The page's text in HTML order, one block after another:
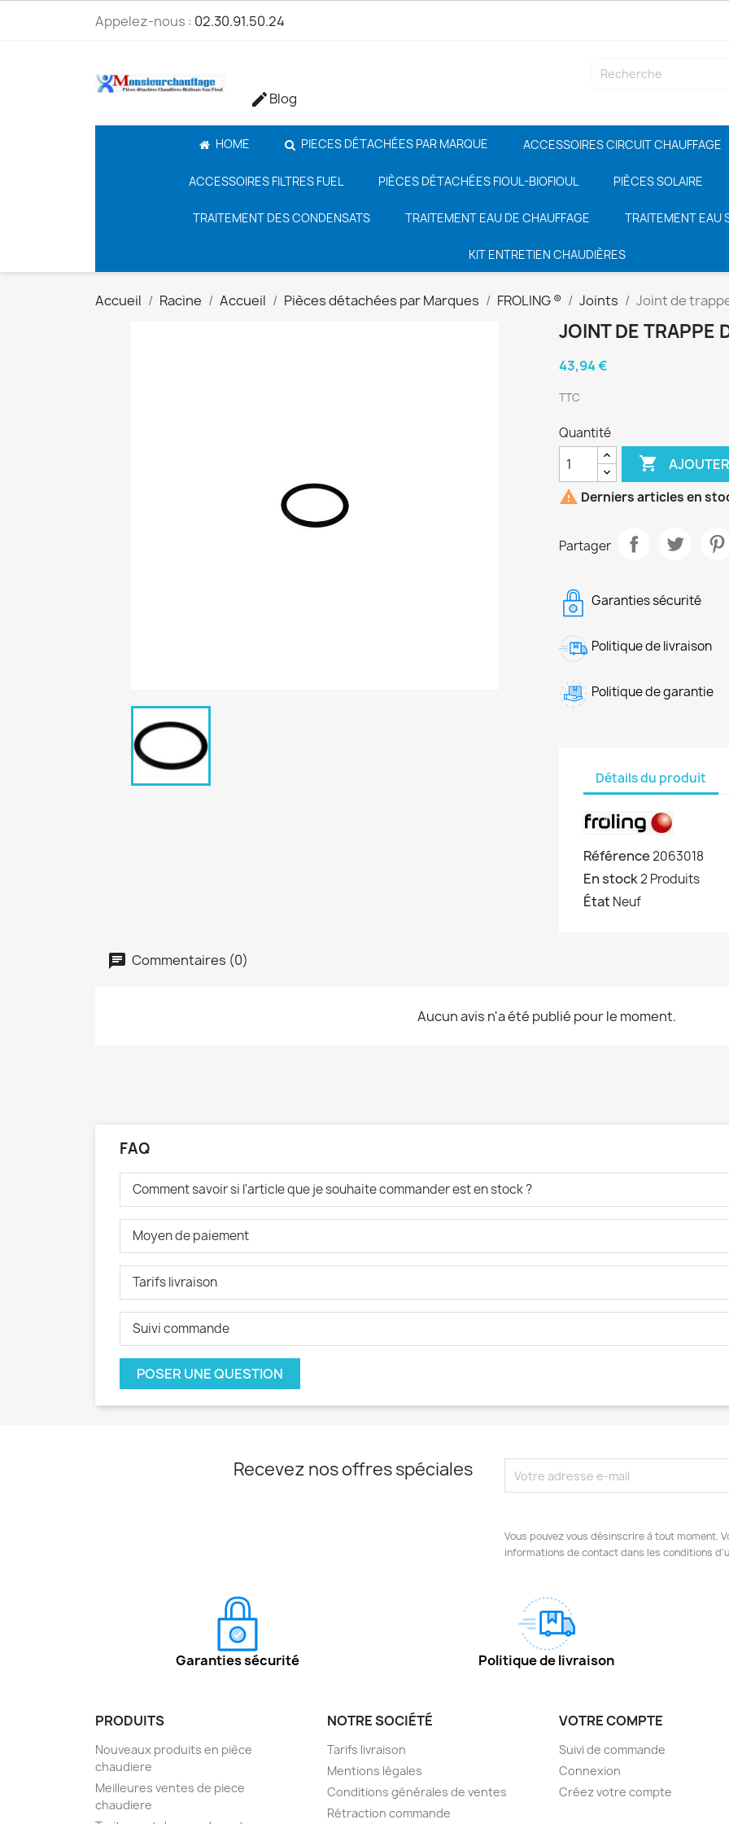
Appelez-nous : 02.30.91.50.24
Blog
HOME PIECES DÉTACHÉES PAR MARQUE ACCESSOIRES CIRCUIT CHAUFFAGE
ACCESSOIRES FILTRES FUEL PIÈCES DÉTACHÉES FIOUL-BIOFIOUL PIÈCES SOLAIRE
TRAITEMENT DES CONDENSATS TRAITEMENT EAU DE CHAUFFAGE TRAITEMENT EAU
KIT ENTRETIEN CHAUDIÈRES
Accueil Racine Accueil Pièces détachées par Marques FROLING ® Joints Joint de
JOINT DE TRAPPE
43,94 €
TTC
Quantité

 Derniers articles en
Partager
Garanties sécurité
Politique de livraison
Politique de garantie
Détails du produit
Référence2063018
En stock2 Produits
ÉtatNeuf
Commentaires (0)
Aucun avis n'a été publié pour le moment.
FAQ
Comment savoir si l'article que je souhaite commander est en stock ?
Moyen de paiement
Tarifs livraison
Suivi commande
POSER UNE QUESTION
Recevez nos offres spéciales
Vous pouvez vous désinscrire à tout moment.
informations de contact dans les conditions
Garanties sécurité Politique de livraison
PRODUITS
Nouveaux produits en pièce
chaudiere
Meilleures ventes de piece
chaudiere
NOTRE SOCIÉTÉ
Tarifs livraison
Mentions légales
Conditions générales de ventes
Rétraction commande
VOTRE COMPTE
Suivi de commande
Connexion
Créez votre compte